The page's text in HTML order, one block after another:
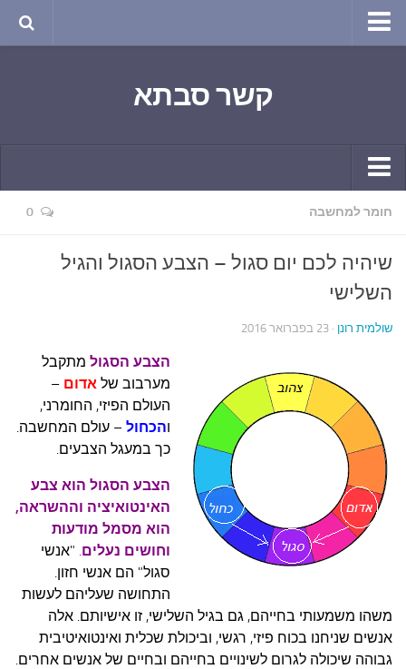
שירה
חגים ומועדים
ספורט בריאות וקורונה
ימי הקורונה שלי
חומר למחשבה
עצות סבתא
סבתא מספרת
נווה הבלוגים
קשר משפחתי
פינת הנכד
קשר סבתא
קשר יומי
תחביבים
נוסטלגיה
סרטונים ואנימציה
סרטים מומלצים
חומר למחשבה 0
שיהיה לכם יום סגול – הצבע הסגול והגיל
השלישי
שולמית רונן · 23 בפברואר 2016
הצבע הסגול מתקבל
מערבוב של אדום –
העולם הפיזי, החומרני,
והכחול – עולם המחשבה.
כך במעגל הצבעים.
הצבע הסגול הוא צבע
האינטואיציה וההשראה,
הוא מסמל מודעות
וחושים נעלים. "אנשי
סגול" הם אנשי חזון.
התחושה שעליהם לעשות
משהו משמעותי בחייהם, גם בגיל השלישי, זו אישיותם. אלה
אנשים שניחנו בכוח פיזי, רגשי, וביכולת שכלית ואינטואיטיבית
גבוהה שיכולה לגרום לשינויים בחייהם ובחיים של אנשים אחרים.